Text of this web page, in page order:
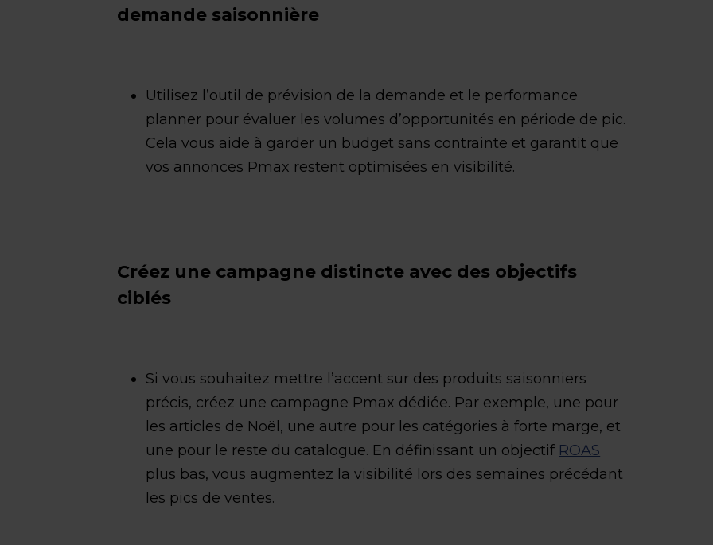
demande saisonnière
Utilisez l’outil de prévision de la demande et le performance
planner pour évaluer les volumes d’opportunités en période de pic.
Cela vous aide à garder un budget sans contrainte et garantit que
vos annonces Pmax restent optimisées en visibilité.
Créez une campagne distincte avec des objectifs
ciblés
Si vous souhaitez mettre l’accent sur des produits saisonniers
précis, créez une campagne Pmax dédiée. Par exemple, une pour
les articles de Noël, une autre pour les catégories à forte marge, et
une pour le reste du catalogue. En définissant un objectif ROAS
plus bas, vous augmentez la visibilité lors des semaines précédant
les pics de ventes.